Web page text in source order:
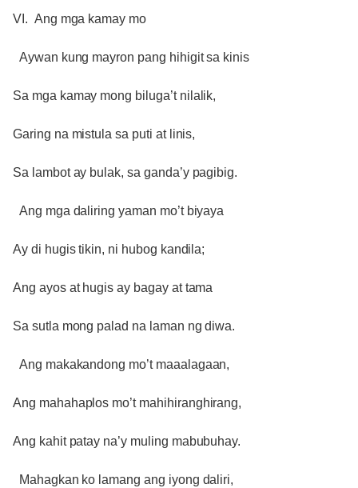
VI. Ang mga kamay mo
Aywan kung mayron pang hihigit sa kinis
Sa mga kamay mong biluga’t nilalik,
Garing na mistula sa puti at linis,
Sa lambot ay bulak, sa ganda’y pagibig.
Ang mga daliring yaman mo’t biyaya
Ay di hugis tikin, ni hubog kandila;
Ang ayos at hugis ay bagay at tama
Sa sutla mong palad na laman ng diwa.
Ang makakandong mo’t maaalagaan,
Ang mahahaplos mo’t mahihiranghirang,
Ang kahit patay na’y muling mabubuhay.
Mahagkan ko lamang ang iyong daliri,